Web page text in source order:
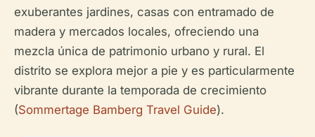
exuberantes jardines, casas con entramado de
madera y mercados locales, ofreciendo una
mezcla única de patrimonio urbano y rural. El
distrito se explora mejor a pie y es particularmente
vibrante durante la temporada de crecimiento
(Sommertage Bamberg Travel Guide).